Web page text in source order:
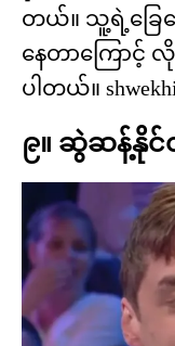
တယ်။ သူ့ရဲ့ခြေ
နေတာကြော
ပါတယ်။
၉။ ဆွဲဆန့်နို